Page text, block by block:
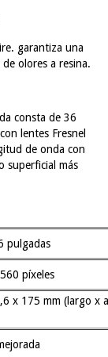
garantiza una
olores a resina.
consta de 36
lentes Fresnel
de onda con
superficial más
pulgadas
píxeles
x 175 mm (largo x